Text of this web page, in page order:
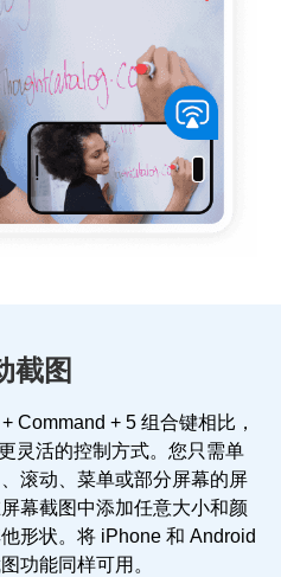
截图
Command + 5 组合键相比，
灵活的控制方式。您只需单
滚动、菜单或部分屏幕的屏
幕截图中添加任意大小和颜
形状。将 iPhone 和 Android
功能同样可用。